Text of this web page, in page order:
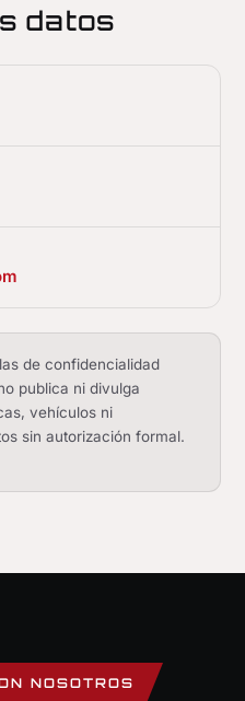
datos
de confidencialidad
publica ni divulga
vehículos ni
sin autorización formal.
NOSOTROS